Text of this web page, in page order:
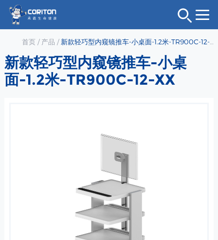
首页/ 产品 / 新款轻巧型内窥镜推车-小桌面-1.2米-TR900C-12-XX
新款轻巧型内窥镜推车-小桌
面-1.2米-TR900C-12-XX